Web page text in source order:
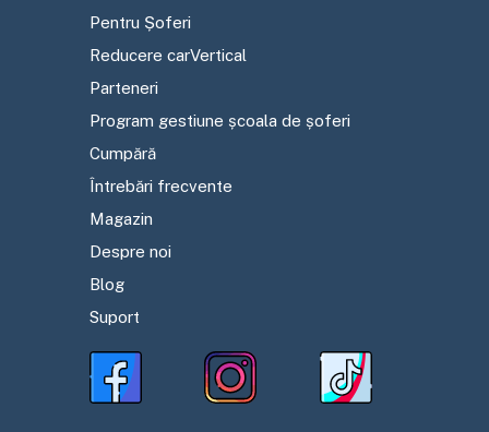
Pentru Șoferi
Reducere carVertical
Parteneri
Program gestiune școala de șoferi
Cumpără
Întrebări frecvente
Magazin
Despre noi
Blog
Suport